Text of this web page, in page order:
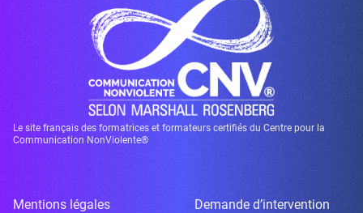
Le site français des formatrices et formateurs certifiés du Centre pour la
Communication NonViolente®
Mentions légales
Demande d’intervention